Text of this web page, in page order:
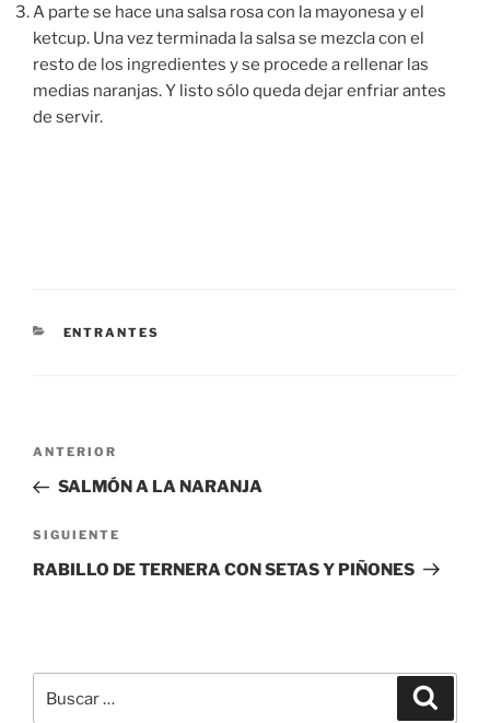
A parte se hace una salsa rosa con la mayonesa y el
ketcup. Una vez terminada la salsa se mezcla con el
resto de los ingredientes y se procede a rellenar las
medias naranjas. Y listo sólo queda dejar enfriar antes
de servir.
CATEGORÍAS
ENTRANTES
Navegación
entradas
Entrada
anterior:
ANTERIOR
SALMÓN A LA NARANJA
Siguiente
entrada
SIGUIENTE
RABILLO DE TERNERA CON SETAS Y PIÑONES
por: